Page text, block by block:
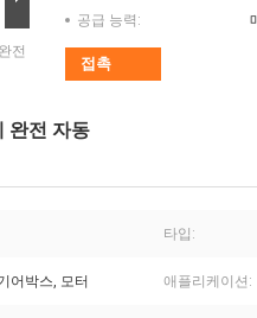
전
공급 능력:
접촉
완전 자동
타입:
어박스, 모터 애플리케이션: